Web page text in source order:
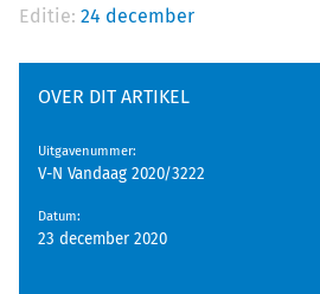
Editie: 24 december
OVER DIT ARTIKEL
Uitgavenummer:
V-N Vandaag 2020/3222
Datum:
23 december 2020